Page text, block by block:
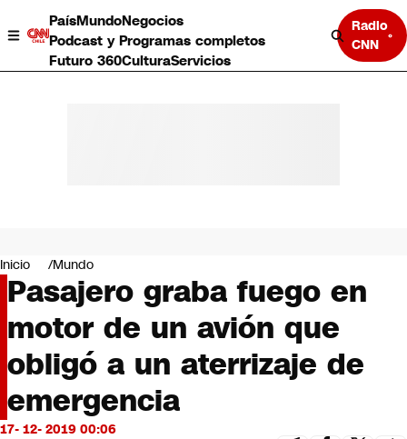
PaísMundoNegocios
Podcast y Programas completos
Futuro 360CulturaServicios
Radio
CNN
Negocios
Deportes
Programas completos
Cultura
Servicios
Bits
CNN Data
CNN tiempo
Futuro 360
Inicio Mundo
Pasajero graba fuego en
motor de un avión que
obligó a un aterrizaje de
emergencia
17- 12- 2019 00:06